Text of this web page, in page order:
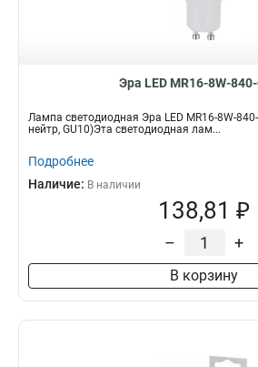
Эра LED MR16-8W-
Лампа светодиодная Эра LED MR16-8W-
нейтр, GU10)Эта светодиодная лам...
Подробнее
Наличие: В наличии
138,81 ₽
– +
В корзину